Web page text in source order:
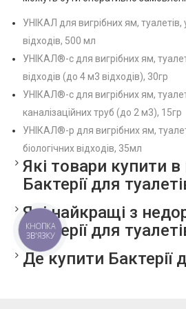
Пластикове відерце об'ємом 150
речовинами;
Бактерії для вуличного туалету в
на 500 мл;
Зверніть увагу, у нас ціна на бактерії
рази нижче. Сміливо оформляйте
використовуючи зручний функціонал
компанії порекомендує кращі засоби
до індивідуального випадку. Для
передбачені вигідні знижки.
УНІКАЛ для вигрібних ям, туалетів,
відходів, 500 мл
УНІКАЛ®-с для вигрібних ям,
відходів (до 4 м3 відходів), 30гр
УНІКАЛ®-с для вигрібних ям,
каналізаційних труб (до 2 м3), 15гр
УНІКАЛ®-р для вигрібних ям,
біологічних відходів, 35мл
Які товари купити в
Бактерії для
Які найкращі з
Бактерії для
Де купити Бактерії
КНОПКА
ЗВ'ЯЗКУ